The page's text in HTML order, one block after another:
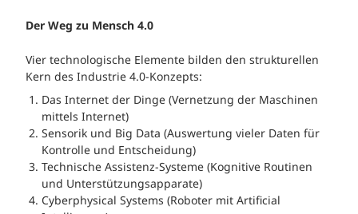
Der Weg zu Mensch 4.0
Vier technologische Elemente bilden den strukturellen
Kern des Industrie 4.0-Konzepts:
Das Internet der Dinge (Vernetzung der Maschinen
mittels Internet)
Sensorik und Big Data (Auswertung vieler Daten für
Kontrolle und Entscheidung)
Technische Assistenz-Systeme (Kognitive Routinen
und Unterstützungsapparate)
Cyberphysical Systems (Roboter mit Artificial